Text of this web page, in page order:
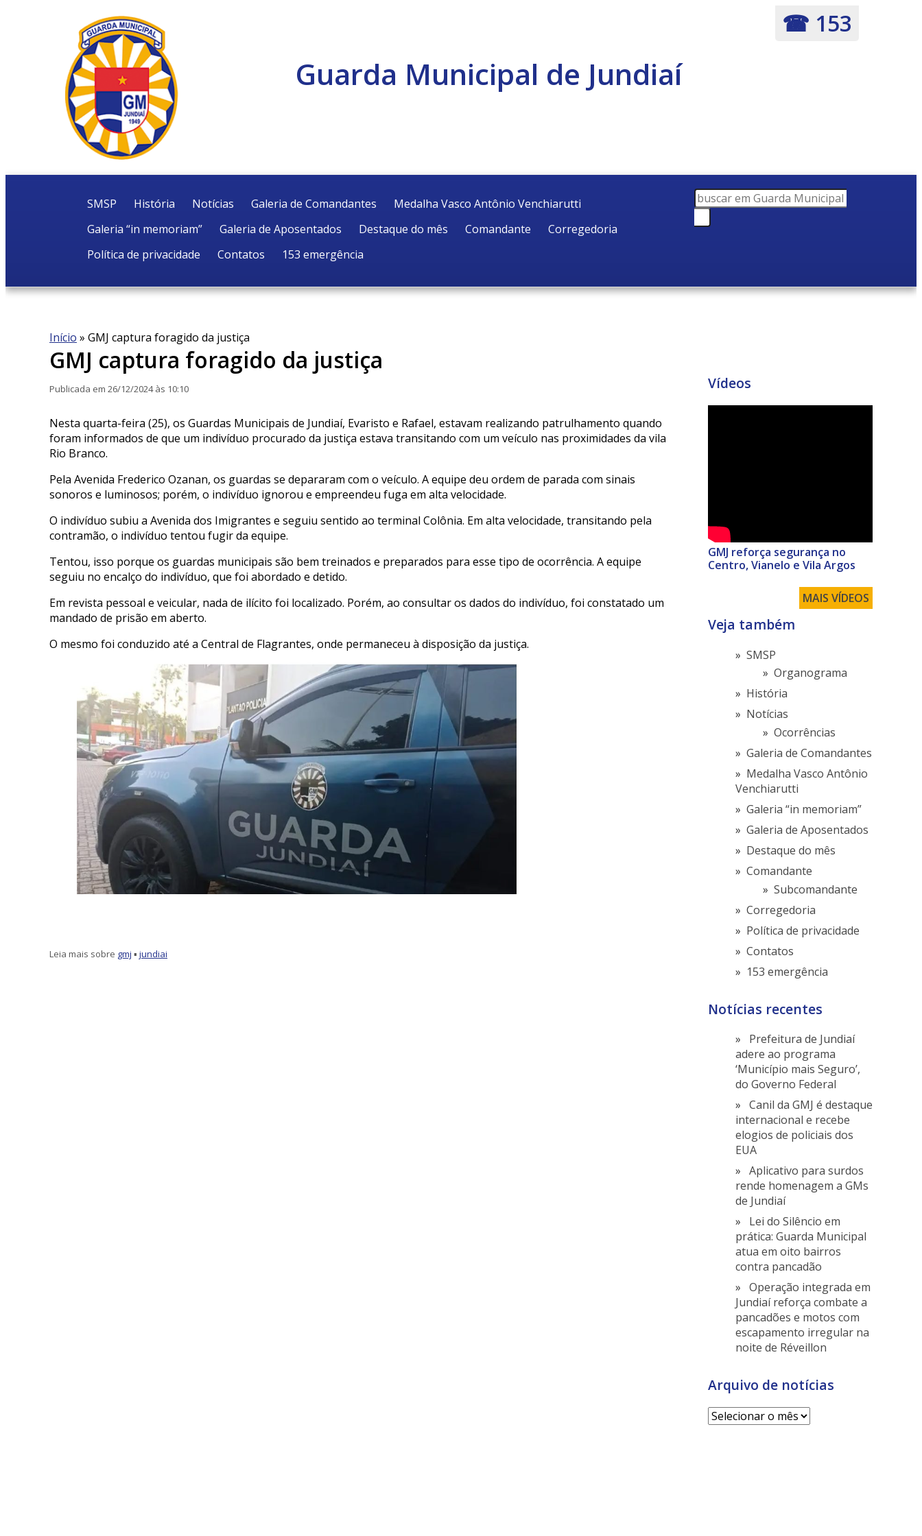
Guarda Municipal de Jundiaí
☎ 153
SMSP História Notícias Galeria de Comandantes
Medalha Vasco Antônio Venchiarutti
Galeria “in memoriam”
Galeria de Aposentados Destaque do mês Comandante
Corregedoria
Política de privacidade
Contatos 153 emergência
Início » GMJ captura foragido da justiça
GMJ captura foragido da justiça
Publicada em 26/12/2024 às 10:10
Nesta quarta-feira (25), os Guardas Municipais de Jundiaí, Evaristo e Rafael, estavam realizando patrulhamento quando
foram informados de que um indivíduo procurado da justiça estava transitando com um veículo nas proximidades da vila
Rio Branco.
Pela Avenida Frederico Ozanan, os guardas se depararam com o veículo. A equipe deu ordem de parada com sinais
sonoros e luminosos; porém, o indivíduo ignorou e empreendeu fuga em alta velocidade.
O indivíduo subiu a Avenida dos Imigrantes e seguiu sentido ao terminal Colônia. Em alta velocidade, transitando pela
contramão, o indivíduo tentou fugir da equipe.
Tentou, isso porque os guardas municipais são bem treinados e preparados para esse tipo de ocorrência. A equipe
seguiu no encalço do indivíduo, que foi abordado e detido.
Em revista pessoal e veicular, nada de ilícito foi localizado. Porém, ao consultar os dados do indivíduo, foi constatado um
mandado de prisão em aberto.
O mesmo foi conduzido até a Central de Flagrantes, onde permaneceu à disposição da justiça.
Leia mais sobre gmj ▪ jundiai
Vídeos
GMJ reforça segurança no
Centro, Vianelo e Vila Argos
MAIS VÍDEOS
Veja também
SMSP
Organograma
História
Notícias
Ocorrências
Galeria de Comandantes
Medalha Vasco Antônio
Venchiarutti
Galeria “in memoriam”
Galeria de Aposentados
Destaque do mês
Comandante
Subcomandante
Corregedoria
Política de privacidade
Contatos
153 emergência
Notícias recentes
Prefeitura de Jundiaí
adere ao programa
‘Município mais Seguro’,
do Governo Federal
Canil da GMJ é destaque
internacional e recebe
elogios de policiais dos
EUA
Aplicativo para surdos
rende homenagem a GMs
de Jundiaí
Lei do Silêncio em
prática: Guarda Municipal
atua em oito bairros
contra pancadão
Operação integrada em
Jundiaí reforça combate a
pancadões e motos com
escapamento irregular na
noite de Réveillon
Arquivo de notícias
Arquivo
de